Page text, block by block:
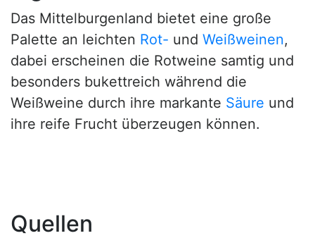
Das Mittelburgenland bietet eine große
Palette an leichten Rot- und Weißweinen,
dabei erscheinen die Rotweine samtig und
besonders bukettreich während die
Weißweine durch ihre markante Säure und
ihre reife Frucht überzeugen können.
Quellen